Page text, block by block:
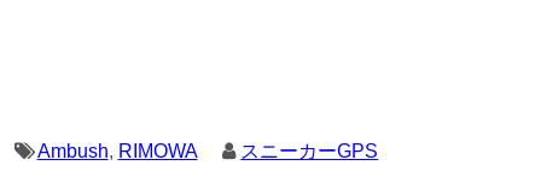
Ambush, RIMOWA スニーカーGPS